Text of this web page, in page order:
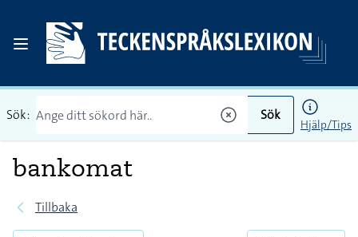
Sök: Sök
Hjälp/Tips
bankomat
Tillbaka